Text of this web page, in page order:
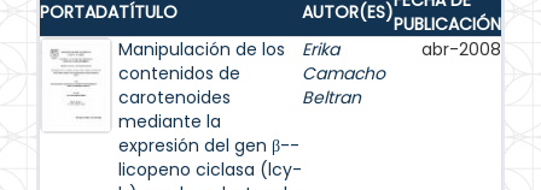
PORTADATÍTULO AUTOR(ES)PUBLICACIÓN
Manipulación de los
contenidos de
carotenoides
mediante la
expresión del gen β--
licopeno ciclasa (lcy-
Erika
Camacho
Beltran
abr-2008